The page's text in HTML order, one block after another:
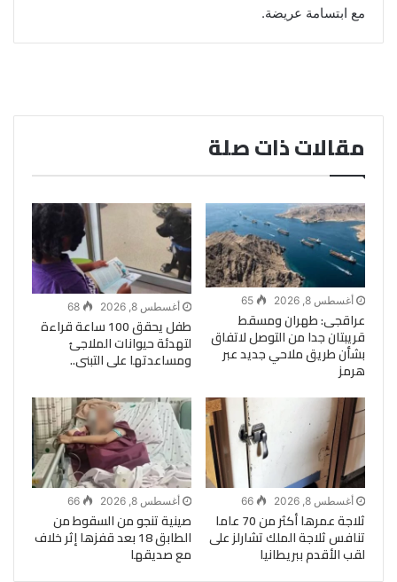
مع ابتسامة عريضة.
مقالات ذات صلة
أغسطس 8, 2026 65
عراقجى: طهران ومسقط
قريبتان جدا من التوصل لاتفاق
بشأن طريق ملاحي جديد عبر
هرمز
أغسطس 8, 2026 68
طفل يحقق 100 ساعة قراءة
لتهدئة حيوانات الملاجئ
ومساعدتها على التبنى..
أغسطس 8, 2026 66
ثلاجة عمرها أكثر من 70 عاما
تنافس ثلاجة الملك تشارلز على
لقب الأقدم ببريطانيا
أغسطس 8, 2026 66
صينية تنجو من السقوط من
الطابق 18 بعد قفزها إثر خلاف
مع صديقها